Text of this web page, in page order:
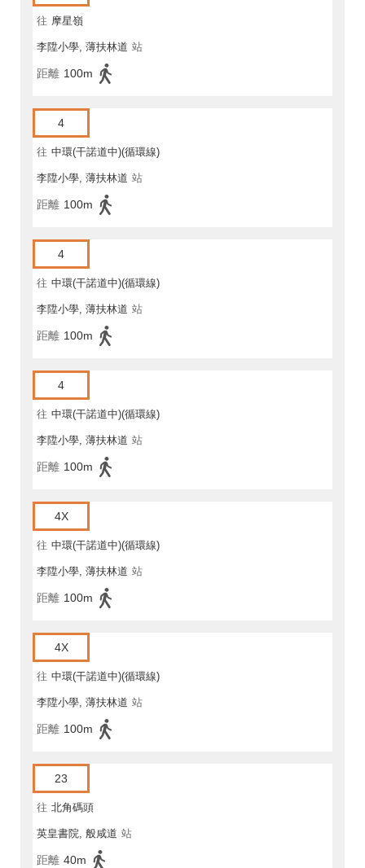
往 摩星嶺
李陞小學, 薄扶林道 站
距離 100m
4
往 中環(干諾道中)(循環線)
李陞小學, 薄扶林道 站
距離 100m
4
往 中環(干諾道中)(循環線)
李陞小學, 薄扶林道 站
距離 100m
4
往 中環(干諾道中)(循環線)
李陞小學, 薄扶林道 站
距離 100m
4X
往 中環(干諾道中)(循環線)
李陞小學, 薄扶林道 站
距離 100m
4X
往 中環(干諾道中)(循環線)
李陞小學, 薄扶林道 站
距離 100m
23
往 北角碼頭
英皇書院, 般咸道 站
距離 40m